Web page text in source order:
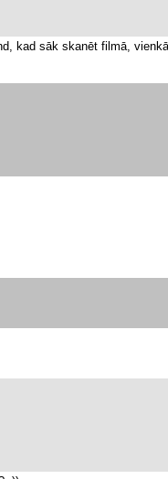
kad sāk skanēt filmā,